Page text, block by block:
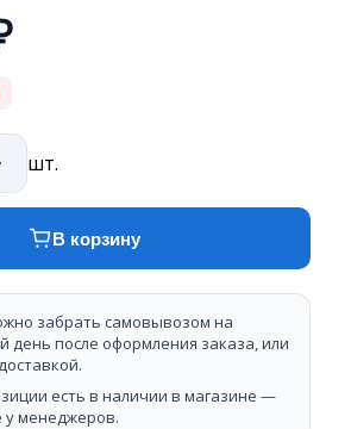
шт.
В корзину
забрать самовывозом на
день после оформления заказа, или
есть в наличии в магазине —
у менеджеров.